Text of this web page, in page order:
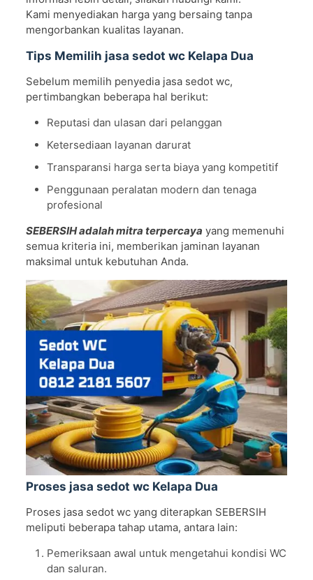
Kami menyediakan harga yang bersaing tanpa
mengorbankan kualitas layanan.
Tips Memilih jasa sedot wc Kelapa Dua
Sebelum memilih penyedia jasa sedot wc,
pertimbangkan beberapa hal berikut:
Reputasi dan ulasan dari pelanggan
Ketersediaan layanan darurat
Transparansi harga serta biaya yang kompetitif
Penggunaan peralatan modern dan tenaga
profesional
SEBERSIH adalah mitra terpercaya yang memenuhi
semua kriteria ini, memberikan jaminan layanan
maksimal untuk kebutuhan Anda.
Proses jasa sedot wc Kelapa Dua
Proses jasa sedot wc yang diterapkan SEBERSIH
meliputi beberapa tahap utama, antara lain:
Pemeriksaan awal untuk mengetahui kondisi WC
dan saluran.